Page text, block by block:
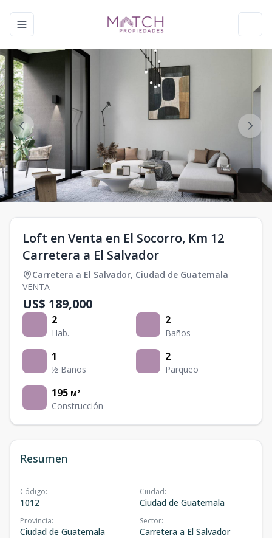
Toggle navigation menu
Loft en Venta en El Socorro, Km 12
Carretera a El Salvador
Carretera a El Salvador, Ciudad de Guatemala
VENTA
US$ 189,000
2
Hab.
2
Baños
1
½ Baños
2
Parqueo
195 M²
Construcción
Resumen
Código:
1012
Ciudad:
Ciudad de Guatemala
Provincia:
Ciudad de Guatemala
Sector:
Carretera a El Salvador